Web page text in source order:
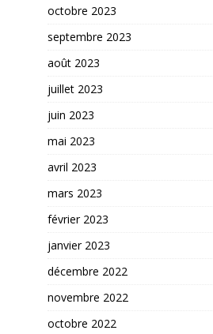
octobre 2023
septembre 2023
août 2023
juillet 2023
juin 2023
mai 2023
avril 2023
mars 2023
février 2023
janvier 2023
décembre 2022
novembre 2022
octobre 2022